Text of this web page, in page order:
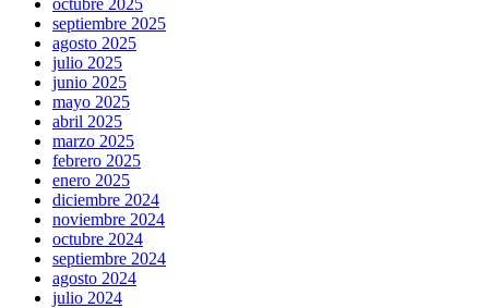
octubre 2025
septiembre 2025
agosto 2025
julio 2025
junio 2025
mayo 2025
abril 2025
marzo 2025
febrero 2025
enero 2025
diciembre 2024
noviembre 2024
octubre 2024
septiembre 2024
agosto 2024
julio 2024